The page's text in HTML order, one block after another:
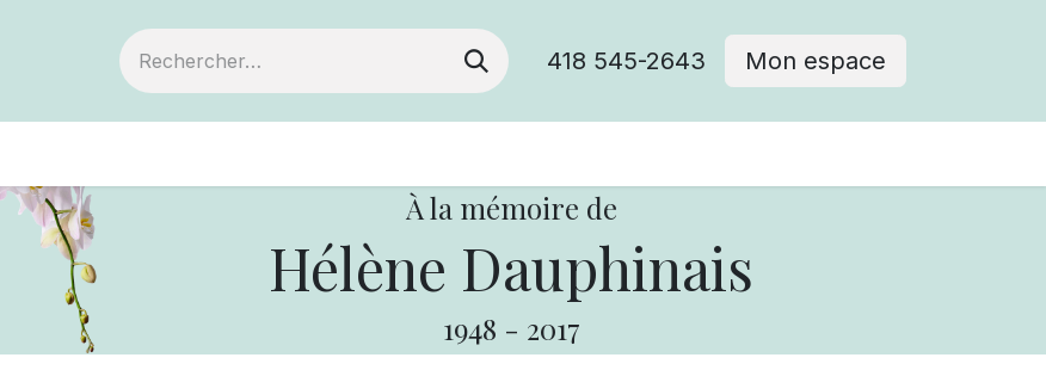
418 545-2643 Mon espace
À la mémoire de
Hélène Dauphinais
1948 - 2017